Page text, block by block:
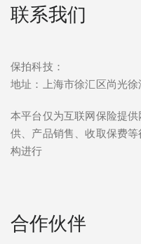
联系我们
保拍科技：
地址：上海市徐汇区尚光
本平台仅为互联网保险提
供、产品销售、收取保费
构进行
合作伙伴